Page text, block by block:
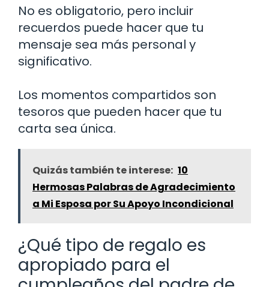
No es obligatorio, pero incluir
recuerdos puede hacer que tu
mensaje sea más personal y
significativo.
Los momentos compartidos son
tesoros que pueden hacer que tu
carta sea única.
Quizás también te interese: 10
Hermosas Palabras de Agradecimiento
a Mi Esposa por Su Apoyo Incondicional
¿Qué tipo de regalo es
apropiado para el